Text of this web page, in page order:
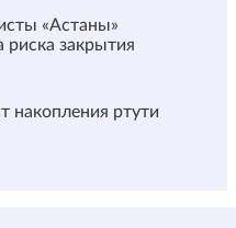
«Астаны»
риска закрытия
накопления ртути